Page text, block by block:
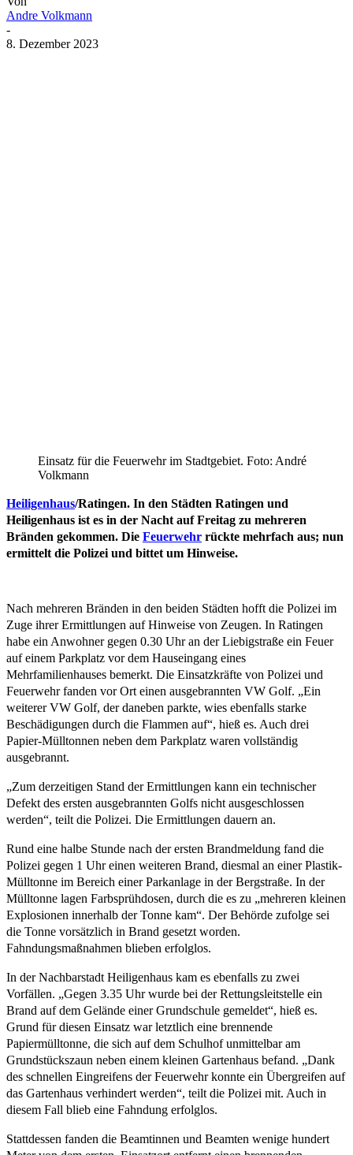
Andre Volkmann
-
8. Dezember 2023
Einsatz für die Feuerwehr im Stadtgebiet. Foto: André
Volkmann
Heiligenhaus/Ratingen. In den Städten Ratingen und
Heiligenhaus ist es in der Nacht auf Freitag zu mehreren
Bränden gekommen. Die Feuerwehr rückte mehrfach aus; nun
ermittelt die Polizei und bittet um Hinweise.
Nach mehreren Bränden in den beiden Städten hofft die Polizei im
Zuge ihrer Ermittlungen auf Hinweise von Zeugen. In Ratingen
habe ein Anwohner gegen 0.30 Uhr an der Liebigstraße ein Feuer
auf einem Parkplatz vor dem Hauseingang eines
Mehrfamilienhauses bemerkt. Die Einsatzkräfte von Polizei und
Feuerwehr fanden vor Ort einen ausgebrannten VW Golf. „Ein
weiterer VW Golf, der daneben parkte, wies ebenfalls starke
Beschädigungen durch die Flammen auf“, hieß es. Auch drei
Papier-Mülltonnen neben dem Parkplatz waren vollständig
ausgebrannt.
„Zum derzeitigen Stand der Ermittlungen kann ein technischer
Defekt des ersten ausgebrannten Golfs nicht ausgeschlossen
werden“, teilt die Polizei. Die Ermittlungen dauern an.
Rund eine halbe Stunde nach der ersten Brandmeldung fand die
Polizei gegen 1 Uhr einen weiteren Brand, diesmal an einer Plastik-
Mülltonne im Bereich einer Parkanlage in der Bergstraße. In der
Mülltonne lagen Farbsprühdosen, durch die es zu „mehreren kleinen
Explosionen innerhalb der Tonne kam“. Der Behörde zufolge sei
die Tonne vorsätzlich in Brand gesetzt worden.
Fahndungsmaßnahmen blieben erfolglos.
In der Nachbarstadt Heiligenhaus kam es ebenfalls zu zwei
Vorfällen. „Gegen 3.35 Uhr wurde bei der Rettungsleitstelle ein
Brand auf dem Gelände einer Grundschule gemeldet“, hieß es.
Grund für diesen Einsatz war letztlich eine brennende
Papiermülltonne, die sich auf dem Schulhof unmittelbar am
Grundstückszaun neben einem kleinen Gartenhaus befand. „Dank
des schnellen Eingreifens der Feuerwehr konnte ein Übergreifen auf
das Gartenhaus verhindert werden“, teilt die Polizei mit. Auch in
diesem Fall blieb eine Fahndung erfolglos.
Stattdessen fanden die Beamtinnen und Beamten wenige hundert